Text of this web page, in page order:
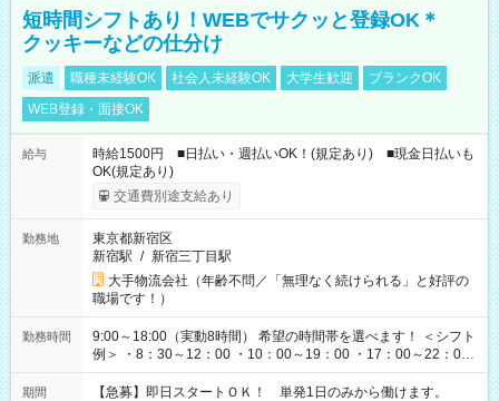
短時間シフトあり！WEBでサクッと登録OK＊
クッキーなどの仕分け
派遣 職種未経験OK 社会人未経験OK 大学生歓迎
ブランクOK
WEB登録・面接OK
給与
時給1500円 ■日払い・週払いOK！(規定あり) ■現金日払いも
OK(規定あり)
交通費別途支給あり
勤務地
東京都新宿区
新宿駅 / 新宿三丁目駅
大手物流会社（年齢不問／「無理なく続けられる」と好評の
職場です！）
勤務時間
9:00～18:00（実動8時間） 希望の時間帯を選べます！ ＜シフト
例＞ ・8：30～12：00 ・10：00～19：00 ・17：00～22：00
・13：00～22：00 ・22：00～翌6：00 など
期間 【急募】即日スタートＯＫ！ 単発1日のみから働けます。